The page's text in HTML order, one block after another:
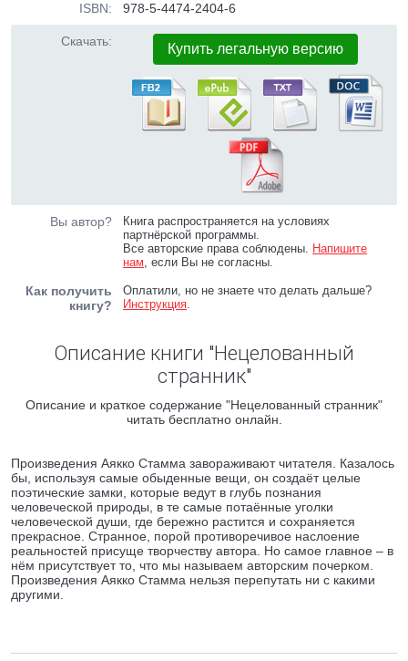
ISBN: 978-5-4474-2404-6
Скачать: Купить легальную версию
Вы автор?
Книга распространяется на условиях
партнёрской программы.
Все авторские права соблюдены. Напишите
нам, если Вы не согласны.
Как получить
книгу?
Оплатили, но не знаете что делать дальше?
Инструкция.
Описание книги "Нецелованный
странник"
Описание и краткое содержание "Нецелованный странник"
читать бесплатно онлайн.
Произведения Аякко Стамма завораживают читателя. Казалось
бы, используя самые обыденные вещи, он создаёт целые
поэтические замки, которые ведут в глубь познания
человеческой природы, в те самые потаённые уголки
человеческой души, где бережно растится и сохраняется
прекрасное. Странное, порой противоречивое наслоение
реальностей присуще творчеству автора. Но самое главное – в
нём присутствует то, что мы называем авторским почерком.
Произведения Аякко Стамма нельзя перепутать ни с какими
другими.